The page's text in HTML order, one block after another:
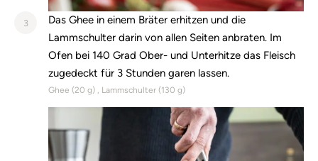
3
Das Ghee in einem Bräter erhitzen und die
Lammschulter darin von allen Seiten anbraten. Im
Ofen bei 140 Grad Ober- und Unterhitze das Fleisch
zugedeckt für 3 Stunden garen lassen.
Ghee (20 g) Lammschulter (130 g)